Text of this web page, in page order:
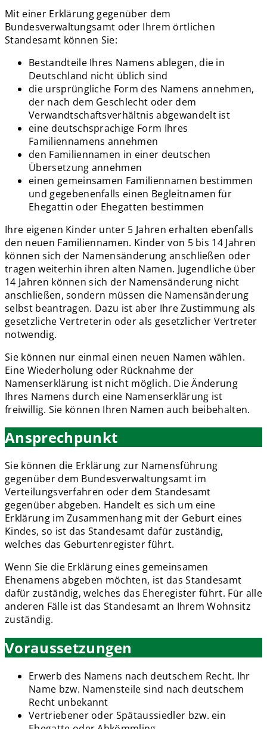
Mit einer Erklärung gegenüber dem
Bundesverwaltungsamt oder Ihrem örtlichen
Standesamt können Sie:
Bestandteile Ihres Namens ablegen, die in
Deutschland nicht üblich sind
die ursprüngliche Form des Namens annehmen,
der nach dem Geschlecht oder dem
Verwandtschaftsverhältnis abgewandelt ist
eine deutschsprachige Form Ihres
Familiennamens annehmen
den Familiennamen in einer deutschen
Übersetzung annehmen
einen gemeinsamen Familiennamen bestimmen
und gegebenenfalls einen Begleitnamen für
Ehegattin oder Ehegatten bestimmen
Ihre eigenen Kinder unter 5 Jahren erhalten ebenfalls
den neuen Familiennamen. Kinder von 5 bis 14 Jahren
können sich der Namensänderung anschließen oder
tragen weiterhin ihren alten Namen. Jugendliche über
14 Jahren können sich der Namensänderung nicht
anschließen, sondern müssen die Namensänderung
selbst beantragen. Dazu ist aber Ihre Zustimmung als
gesetzliche Vertreterin oder als gesetzlicher Vertreter
notwendig.
Sie können nur einmal einen neuen Namen wählen.
Eine Wiederholung oder Rücknahme der
Namenserklärung ist nicht möglich. Die Änderung
Ihres Namens durch eine Namenserklärung ist
freiwillig. Sie können Ihren Namen auch beibehalten.
Ansprechpunkt
Sie können die Erklärung zur Namensführung
gegenüber dem Bundesverwaltungsamt im
Verteilungsverfahren oder dem Standesamt
gegenüber abgeben. Handelt es sich um eine
Erklärung im Zusammenhang mit der Geburt eines
Kindes, so ist das Standesamt dafür zuständig,
welches das Geburtenregister führt.
Wenn Sie die Erklärung eines gemeinsamen
Ehenamens abgeben möchten, ist das Standesamt
dafür zuständig, welches das Eheregister führt. Für alle
anderen Fälle ist das Standesamt an Ihrem Wohnsitz
zuständig.
Voraussetzungen
Erwerb des Namens nach deutschem Recht. Ihr
Name bzw. Namensteile sind nach deutschem
Recht unbekannt
Vertriebener oder Spätaussiedler bzw. ein